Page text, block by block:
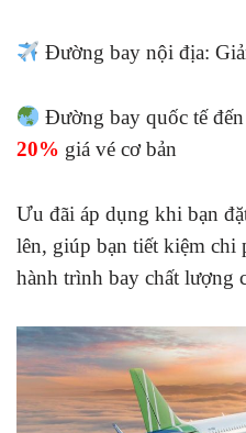
Đường bay nội địa:
Đường bay quốc tế
20% giá vé cơ bản
Ưu đãi áp dụng khi bạn
lên, giúp bạn tiết kiệm chi
hành trình bay chất lượng